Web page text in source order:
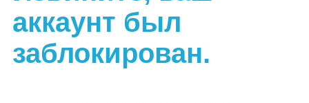
аккаунт был
заблокирован.